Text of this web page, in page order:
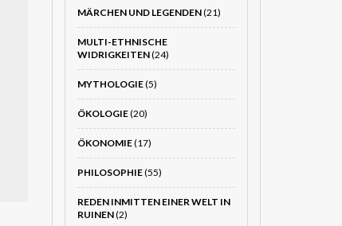
MÄRCHEN UND LEGENDEN(21)
MULTI-ETHNISCHE
WIDRIGKEITEN(24)
MYTHOLOGIE(5)
ÖKOLOGIE(20)
ÖKONOMIE(17)
PHILOSOPHIE(55)
REDEN INMITTEN EINER WELT IN
RUINEN(2)